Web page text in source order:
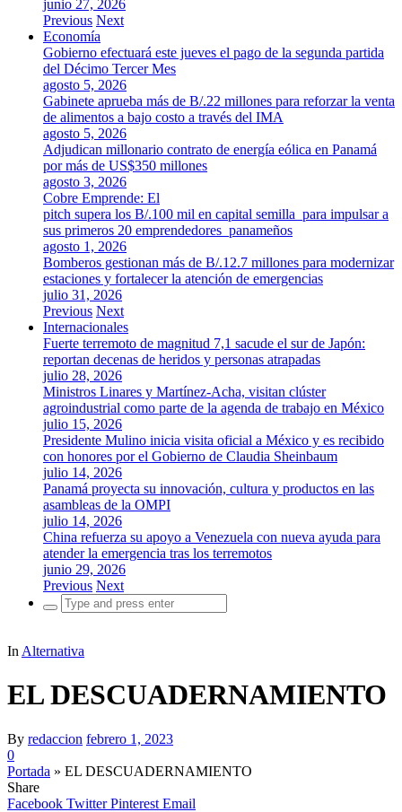
junio 27, 2026
Previous Next
Economía
Gobierno efectuará este jueves el pago de la segunda partida
del Décimo Tercer Mes
agosto 5, 2026
Gabinete aprueba más de B/.22 millones para reforzar la venta
de alimentos a bajo costo a través del IMA
agosto 5, 2026
Adjudican millonario contrato de energía eólica en Panamá
por más de US$350 millones
agosto 3, 2026
Cobre Emprende: El
pitch supera los B/.100 mil en capital semilla para impulsar a
sus primeros 20 emprendedores panameños
agosto 1, 2026
Bomberos gestionan más de B/.12.7 millones para modernizar
estaciones y fortalecer la atención de emergencias
julio 31, 2026
Previous Next
Internacionales
Fuerte terremoto de magnitud 7,1 sacude el sur de Japón:
reportan decenas de heridos y personas atrapadas
julio 28, 2026
Ministros Linares y Martínez-Acha, visitan clúster
agroindustrial como parte de la agenda de trabajo en México
julio 15, 2026
Presidente Mulino inicia visita oficial a México y es recibido
con honores por el Gobierno de Claudia Sheinbaum
julio 14, 2026
Panamá proyecta su innovación, cultura y productos en las
asambleas de la OMPI
julio 14, 2026
China refuerza su apoyo a Venezuela con nueva ayuda para
atender la emergencia tras los terremotos
junio 29, 2026
Previous Next
Search
for:
In Alternativa
EL DESCUADERNAMIENTO
By redaccion febrero 1, 2023
0
Portada » EL DESCUADERNAMIENTO
Share
Facebook Twitter Pinterest Email